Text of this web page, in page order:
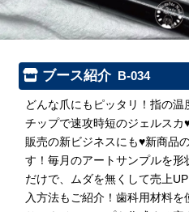
ブース紹介 B-034
どんな爪にもピッタリ！指の
チップで速攻時短のジェルス
販売の新ビジネスにも♥新商品
す！毎月のアートサンプルを
だけで、ムダを無くして売上
入方法もご紹介！歯科用材料